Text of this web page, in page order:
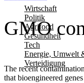
Wirtschaft
Politik
Agrifood
Gesundheit
Tech
Energie, Umwelt
Verteidigung
GMO
The recent
that bioengineered